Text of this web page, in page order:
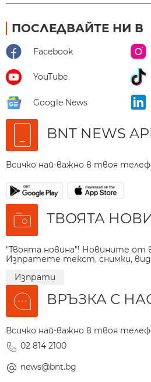
ПОСЛЕДВАЙТЕ НИ В
Facebook
YouTube
Google News
BNT NEWS
Всичко най-важно в твоя
ТВОЯТА
"Твоята новина"! Новините от
Изпратете текст, снимки,
Изпрати
ВРЪЗКА С
Всичко най-важно в твоя
02 814 2100
news@bnt.bg